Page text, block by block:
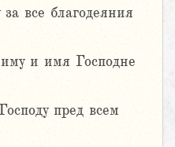
все благодеяния
и имя Господне
пред всем